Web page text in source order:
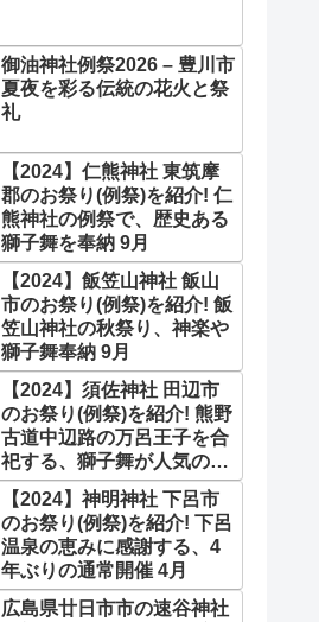
御油神社例祭2026 – 豊川市
夏夜を彩る伝統の花火と祭
礼
【2024】仁熊神社 東筑摩
郡のお祭り(例祭)を紹介! 仁
熊神社の例祭で、歴史ある
獅子舞を奉納 9月
【2024】飯笠山神社 飯山
市のお祭り(例祭)を紹介! 飯
笠山神社の秋祭り、神楽や
獅子舞奉納 9月
【2024】須佐神社 田辺市
のお祭り(例祭)を紹介! 熊野
古道中辺路の万呂王子を合
祀する、獅子舞が人気の神
社 11月
【2024】神明神社 下呂市
のお祭り(例祭)を紹介! 下呂
温泉の恵みに感謝する、4
年ぶりの通常開催 4月
広島県廿日市市の速谷神社